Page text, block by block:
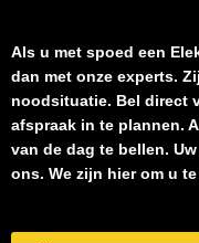
Als u met spoed een
dan met onze experts.
noodsituatie. Bel direct
afspraak in te plannen.
van de dag te bellen.
ons. We zijn hier om u